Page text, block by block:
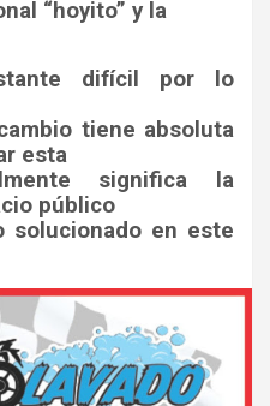
“hoyito” y la
difícil por lo
tiene absoluta
esta
significa la
público
solucionado en este